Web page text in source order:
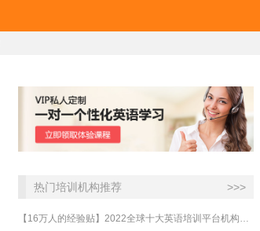
热门培训机构推荐 >>>